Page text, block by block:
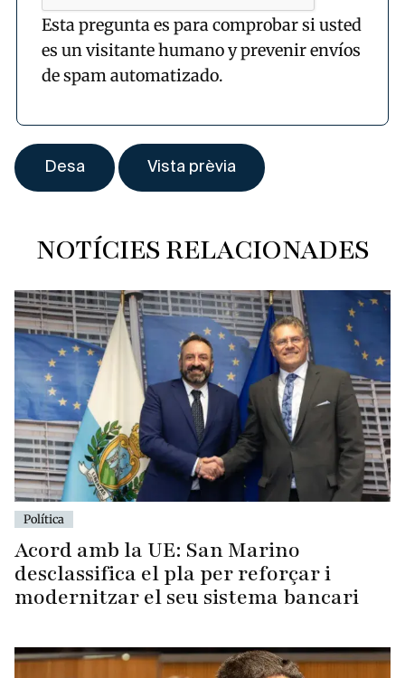
Esta pregunta es para comprobar si usted
es un visitante humano y prevenir envíos
de spam automatizado.
NOTÍCIES RELACIONADES
Política
Acord amb la UE: San Marino
desclassifica el pla per reforçar i
modernitzar el seu sistema bancari